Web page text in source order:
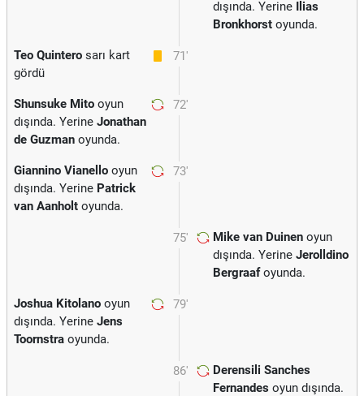
dışında. Yerine Ilias
Bronkhorst oyunda.
71'
Teo Quintero sarı kart
gördü
72'
Shunsuke Mito oyun
dışında. Yerine Jonathan
de Guzman oyunda.
73'
Giannino Vianello oyun
dışında. Yerine Patrick
van Aanholt oyunda.
75' Mike van Duinen oyun
dışında. Yerine Jerolldino
Bergraafoyunda.
79'
Joshua Kitolano oyun
dışında. Yerine Jens
Toornstra oyunda.
86'
Derensili Sanches
Fernandes oyun dışında.